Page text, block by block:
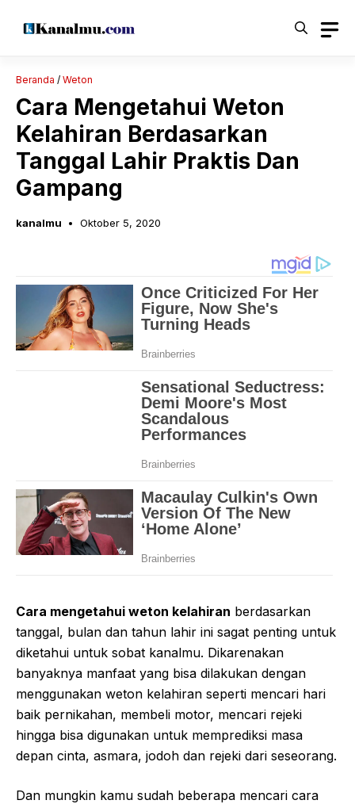
Beranda / Weton
Cara Mengetahui Weton
Kelahiran Berdasarkan
Tanggal Lahir Praktis Dan
Gampang
kanalmu Oktober 5, 2020
Cara mengetahui weton kelahiran berdasarkan
tanggal, bulan dan tahun lahir ini sagat penting untuk
diketahui untuk sobat kanalmu. Dikarenakan
banyaknya manfaat yang bisa dilakukan dengan
menggunakan weton kelahiran seperti mencari hari
baik pernikahan, membeli motor, mencari rejeki
hingga bisa digunakan untuk memprediksi masa
depan cinta, asmara, jodoh dan rejeki dari seseorang.
Dan mungkin kamu sudah beberapa mencari cara